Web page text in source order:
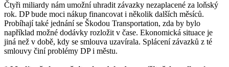
Čtyři miliardy nám umožní uhradit závazky nezaplacené za loňský
rok. DP bude moci nákup financovat i několik dalších měsíců.
Probíhají také jednání se Škodou Transportation, zda by bylo
například možné dodávky rozložit v čase. Ekonomická situace je
jiná než v době, kdy se smlouva uzavírala. Splácení závazků z té
smlouvy činí problémy DP i městu.